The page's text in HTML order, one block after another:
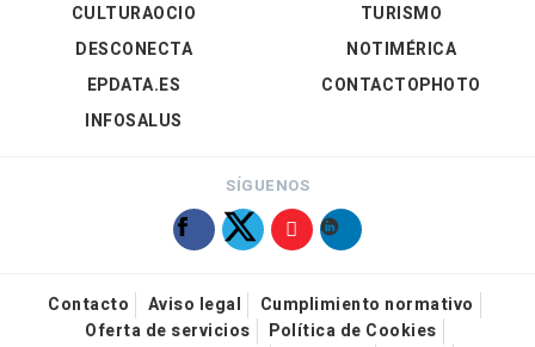
CULTURAOCIO
DESCONECTA
EPDATA.ES
INFOSALUS
TURISMO
NOTIMÉRICA
CONTACTOPHOTO
SÍGUENOS
Contacto Aviso legal
Cumplimiento normativo
Oferta de servicios
Política de Cookies